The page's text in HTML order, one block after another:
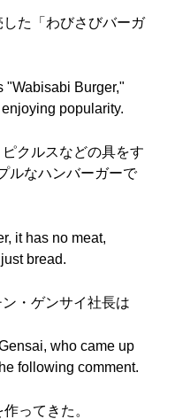
た「わびさびバーガ
"Wabisabi Burger,"
popularity.
クルスなどの具をす
ルなハンバーガーで
it has no meat,
bread.
・ゲンサイ社長は
who came up
following comment.
ってきた。